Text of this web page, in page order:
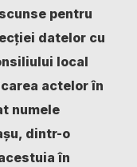
pentru
datelor cu
local
actelor în
numele
dintr-o
în